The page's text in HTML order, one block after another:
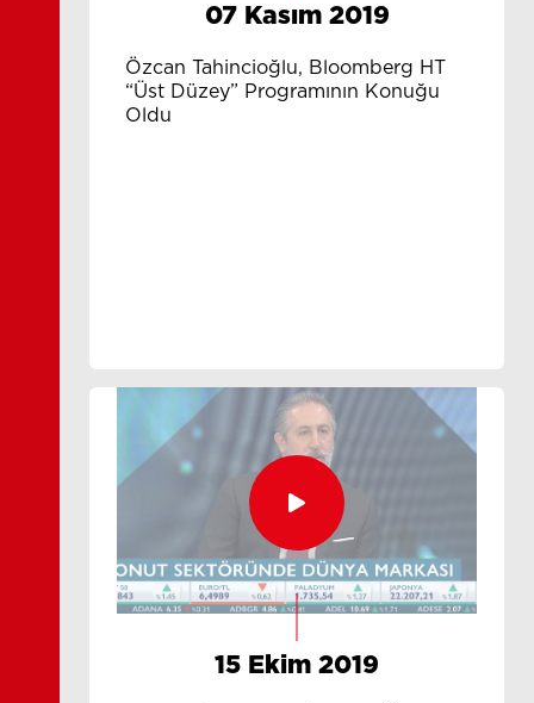
07 Kasım 2019
Özcan Tahincioğlu, Bloomberg HT
“Üst Düzey” Programının Konuğu
Oldu
15 Ekim 2019